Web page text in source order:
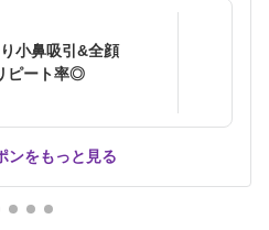
小鼻吸引&全顔
ピート率◎
ンをもっと見る